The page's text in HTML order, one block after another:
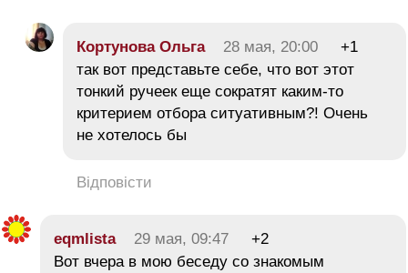
Кортунова Ольга 28 мая, 20:00
+1
так вот представьте себе, что вот этот
тонкий ручеек еще сократят каким-то
критерием отбора ситуативным?! Очень
не хотелось бы
Відповісти
eqmlista 29 мая, 09:47
+2
Вот вчера в мою беседу со знакомым